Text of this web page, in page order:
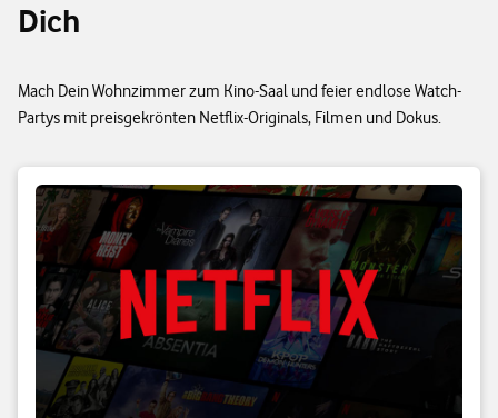
Dich
Mach Dein Wohnzimmer zum Kino-Saal und feier endlose Watch-
Partys mit preisgekrönten Netflix-Originals, Filmen und Dokus.